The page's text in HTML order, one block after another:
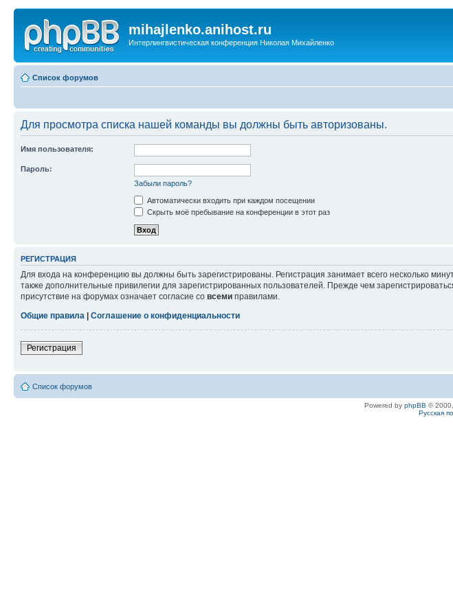
mihajlenko.anihost.ru
Интерлингвистическая конференция Николая Михайленко
Список форумов
Для просмотра списка нашей команды вы должны быть авторизованы.
Имя пользователя:
Пароль:
Забыли пароль?
Автоматически входить при каждом посещении
Скрыть моё пребывание на конференции в этот раз
РЕГИСТРАЦИЯ
Для входа на конференцию вы должны быть зарегистрированы. Регистрация занимает всего несколько
также дополнительные привилегии для зарегистрированных пользователей. Прежде чем
присутствие на форумах означает согласие со всеми правилами.
Общие правила
Соглашение о конфиденциальности
Регистрация
Список форумов
Powered by phpBB ©
Русская